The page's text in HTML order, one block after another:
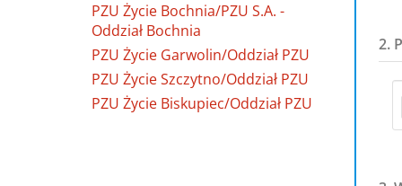
PZU Życie Bochnia/PZU S.A. -
Oddział Bochnia
PZU Życie Garwolin/Oddział PZU
PZU Życie Szczytno/Oddział PZU
PZU Życie Biskupiec/Oddział PZU
2.